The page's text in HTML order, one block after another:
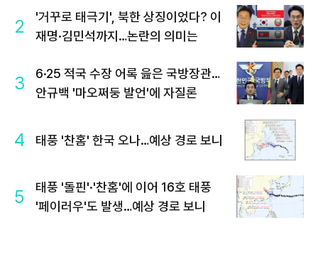
2
'거꾸로 태극기', 북한 상징이었다? 이
재명·김민석까지…논란의 의미는
3
6·25 적국 수장 어록 읊은 국방장관…
안규백 '마오쩌둥 발언'에 자질론
4 태풍 '찬홈' 한국 오나…예상 경로 보니
5
태풍 '돌핀'·'찬홈'에 이어 16호 태풍
'페이러우'도 발생…예상 경로 보니